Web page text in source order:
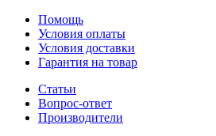
Помощь
Условия оплаты
Условия доставки
Гарантия на товар
Статьи
Вопрос-ответ
Производители